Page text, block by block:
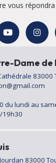
vous
Dame de
83000
du lundi au
19h30
83000